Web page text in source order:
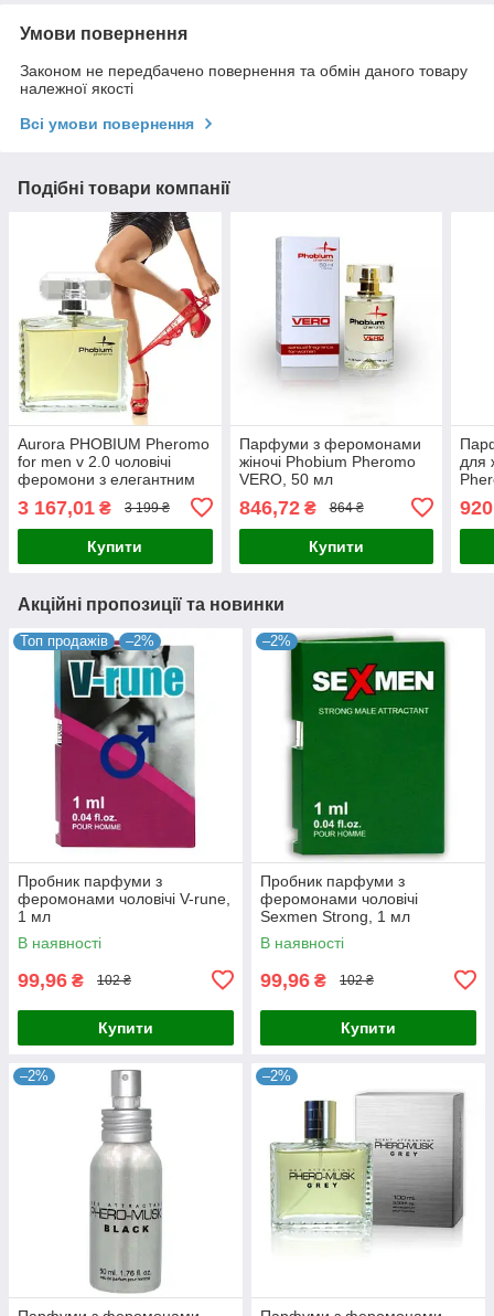
Умови повернення
Законом не передбачено повернення та обмін даного товару
належної якості
Всі умови повернення
Подібні товари компанії
Aurora PHOBIUM Pheromo
for men v 2.0 чоловічі
феромони з елегантним
чоловічим ароматом 100
ml Польща
3 167,01 ₴ 3 199 ₴
Купити
Парфуми з феромонами
жіночі Phobium Pheromo
VERO, 50 мл
846,72₴ 864 ₴
Купити
для
Акційні пропозиції та новинки
Топ продажів –2%
Пробник парфуми з
феромонами чоловічі V-rune,
1 мл
В наявності
99,96 ₴ 102 ₴
Купити
–2%
Пробник парфуми з
феромонами чоловічі
Sexmen Strong, 1 мл
В наявності
99,96 ₴ 102 ₴
Купити
–2% –2%